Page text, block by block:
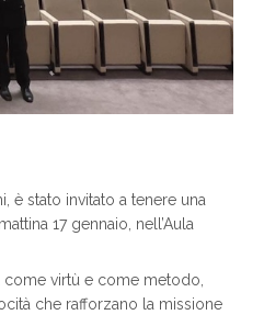
è stato invitato a tenere una
17 gennaio, nell’Aula
come virtù e come metodo,
che rafforzano la missione